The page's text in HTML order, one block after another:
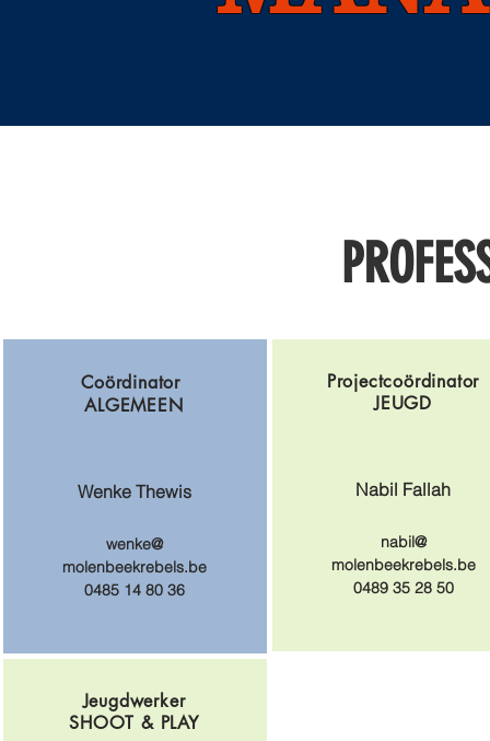
Coördinator
ALGEMEEN
Wenke Thewis
wenke@
molenbeekrebels.be
0485 14 80 36
Projectcoördinator
JEUGD​
Nabil Fallah
nabil@
molenbeekrebels.be
0489 35 28 50
Jeugdwerker
SHOOT & PLAY